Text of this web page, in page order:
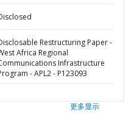
Restructuring Paper -
Africa Regional
Infrastructure
- APL2 - P123093
更多显示